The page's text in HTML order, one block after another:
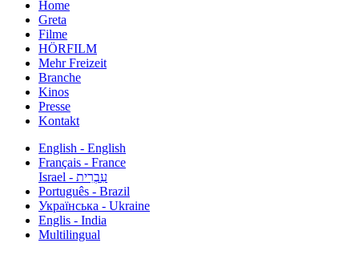
Home
Greta
Filme
HÖRFILM
Mehr Freizeit
Branche
Kinos
Presse
Kontakt
English - English
Français - France
עִבְרִית - Israel
Português - Brazil
Українська - Ukraine
Englis - India
Multilingual